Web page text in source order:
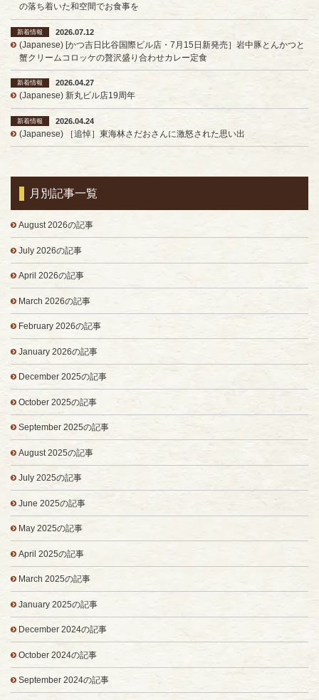
の落ち着いた和空間でお食事を
新着情報
2026.07.12
(Japanese) [かつ吉日比谷国際ビル店・7月15日新発売］岩中豚とんかつと
蟹クリームコロッケの贅沢盛り合わせカレー定食
新着情報
2026.04.27
(Japanese) 新丸ビル店19周年
新着情報
2026.04.24
(Japanese) ［追悼］東海林さだおさんに激怒された思い出
月別記事一覧
August 2026の記事
July 2026の記事
April 2026の記事
March 2026の記事
February 2026の記事
January 2026の記事
December 2025の記事
October 2025の記事
September 2025の記事
August 2025の記事
July 2025の記事
June 2025の記事
May 2025の記事
April 2025の記事
March 2025の記事
January 2025の記事
December 2024の記事
October 2024の記事
September 2024の記事